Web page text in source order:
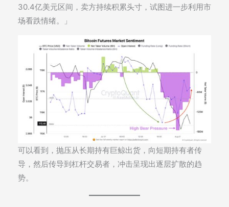
30.4亿美元区间，卖方持续积累头寸，试图进一步利用市
场看跌情绪。」
可以看到，抛压从长期持有巨鲸出货，向短期持有者传
导，然后传导到杠杆交易者，冲击呈现出逐层扩散的趋
势。